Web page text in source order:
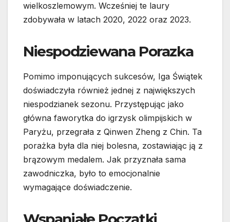
wielkoszlemowym. Wcześniej te laury
zdobywała w latach 2020, 2022 oraz 2023.
Niespodziewana Porazka
Pomimo imponujących sukcesów, Iga Świątek
doświadczyła również jednej z największych
niespodzianek sezonu. Przystępując jako
główna faworytka do igrzysk olimpijskich w
Paryżu, przegrała z Qinwen Zheng z Chin. Ta
porażka była dla niej bolesna, zostawiając ją z
brązowym medalem. Jak przyznała sama
zawodniczka, było to emocjonalnie
wymagające doświadczenie.